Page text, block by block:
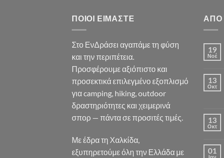
ΠΟΙΟΙ ΕΊΜΑΣΤΕ
Στο ΕνΔράσει αγαπάμε τη φύση
και την περιπέτεια.
Προσφέρουμε αξιόπιστο και
προσεκτικά επιλεγμένο εξοπλισμό
για camping, hiking, outdoor
δραστηριότητες και χειμερινά
σπορ — πάντα σε προσιτές τιμές.
Με έδρα τη Χαλκίδα,
εξυπηρετούμε όλη την Ελλάδα με
ΑΠΌ
19
Νοέ
13
Οκτ
13
Οκτ
01